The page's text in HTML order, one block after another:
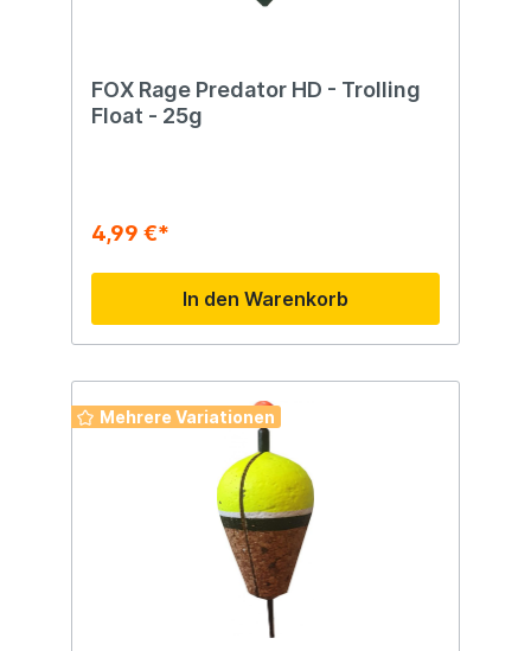
FOX Rage Predator HD - Trolling
Float - 25g
4,99 €*
In den Warenkorb
Mehrere Variationen